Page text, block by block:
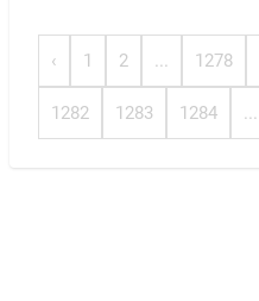
‹ 1 2 ... 1278
1282 1283 1284 ...